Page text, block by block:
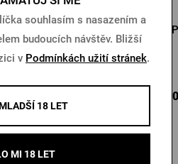
Pánské triko PU logo s
Skladem > 10 ks
souhlasím s nasazením a
budoucích návštěv. Bližší
v Podmínkách užití stránek.
18 LET
MI 18 LET